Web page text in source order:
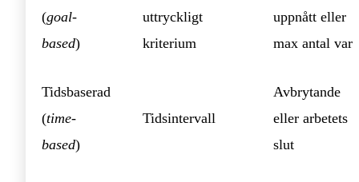
(goal-
based)
uttryckligt
kriterium
uppnått eller
max antal varv
Tidsbaserad
(time-
based)
Tidsintervall
Avbrytande
eller arbetets
slut